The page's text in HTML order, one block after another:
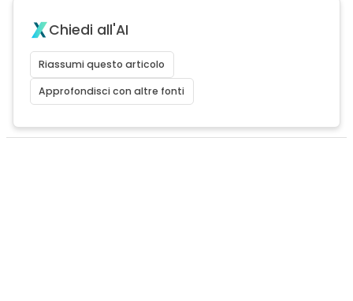
Chiedi all'AI
Riassumi questo articolo
Approfondisci con altre fonti